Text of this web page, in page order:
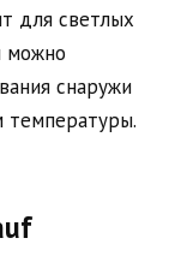
для светлых
можно
снаружи
температуры.